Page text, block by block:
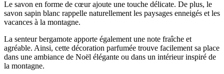
Le savon en forme de cœur ajoute une touche délicate. De plus, le
savon sapin blanc rappelle naturellement les paysages enneigés et les
vacances à la montagne.
La senteur bergamote apporte également une note fraîche et
agréable. Ainsi, cette décoration parfumée trouve facilement sa place
dans une ambiance de Noël élégante ou dans un intérieur inspiré de
la montagne.